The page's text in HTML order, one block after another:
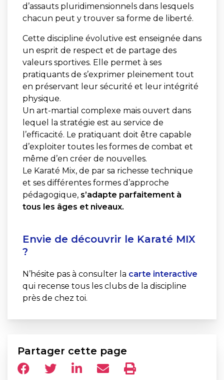
d’assauts pluridimensionnels dans lesquels
chacun peut y trouver sa forme de liberté.
Cette discipline évolutive est enseignée dans
un esprit de respect et de partage des
valeurs sportives. Elle permet à ses
pratiquants de s’exprimer pleinement tout
en préservant leur sécurité et leur intégrité
physique.
Un art-martial complexe mais ouvert dans
lequel la stratégie est au service de
l’efficacité. Le pratiquant doit être capable
d’exploiter toutes les formes de combat et
même d’en créer de nouvelles.
Le Karaté Mix, de par sa richesse technique
et ses différentes formes d’approche
pédagogique, s’adapte parfaitement à
tous les âges et niveaux.
Envie de découvrir le Karaté MIX
?
N’hésite pas à consulter la carte interactive
qui recense tous les clubs de la discipline
près de chez toi.
Partager cette page